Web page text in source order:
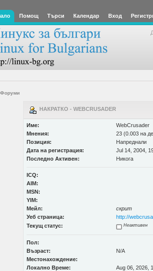
Помощ Търси Календар Вход
Форуми
НАКРАТКО - WEBCRUSADER
Име:
WebCrusader
Мнения:
23 (0.003 на
Позиция:
Напреднали
Дата на регистрация:
Jul 14, 2004,
Последно Активен:
Никога
ICQ:
AIM:
MSN:
YIM:
Мейл:
скрит
Уеб страница:
http://
Текущ статус:
Неактивен
Пол:
Възраст:
N/A
Местонахождение:
Локално Време:
Aug 06, 2026,